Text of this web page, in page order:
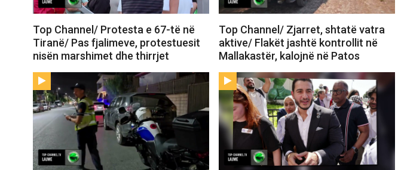
Top Channel/ Protesta e 67-të në
Tiranë/ Pas fjalimeve, protestuesit
nisën marshimet dhe thirrjet
Top Channel/ Zjarret, shtatë vatra
aktive/ Flakët jashtë kontrollit në
Mallakastër, kalojnë në Patos